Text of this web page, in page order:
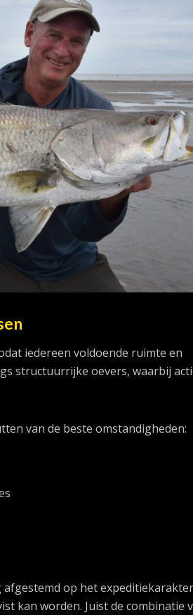
iedereen voldoende ruimte en
structuurrijke oevers, waarbij
van de beste omstandigheden:
op het
kan worden. Juist de combinatie